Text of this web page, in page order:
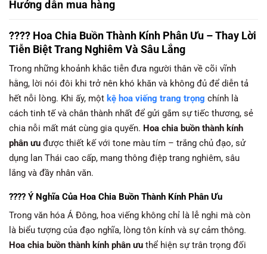
Hướng dẫn mua hàng
???? Hoa Chia Buồn Thành Kính Phân Ưu – Thay Lời
Tiễn Biệt Trang Nghiêm Và Sâu Lắng
Trong những khoảnh khắc tiễn đưa người thân về cõi vĩnh
hằng, lời nói đôi khi trở nên khó khăn và không đủ để diễn tả
hết nỗi lòng. Khi ấy, một kệ hoa viếng trang trọng chính là
cách tinh tế và chân thành nhất để gửi gắm sự tiếc thương, sẻ
chia nỗi mất mát cùng gia quyến. Hoa chia buồn thành kính
phân ưu được thiết kế với tone màu tím – trắng chủ đạo, sử
dụng lan Thái cao cấp, mang thông điệp trang nghiêm, sâu
lắng và đầy nhân văn.
???? Ý Nghĩa Của Hoa Chia Buồn Thành Kính Phân Ưu
Trong văn hóa Á Đông, hoa viếng không chỉ là lễ nghi mà còn
là biểu tượng của đạo nghĩa, lòng tôn kính và sự cảm thông.
Hoa chia buồn thành kính phân ưu thể hiện sự trân trọng đối